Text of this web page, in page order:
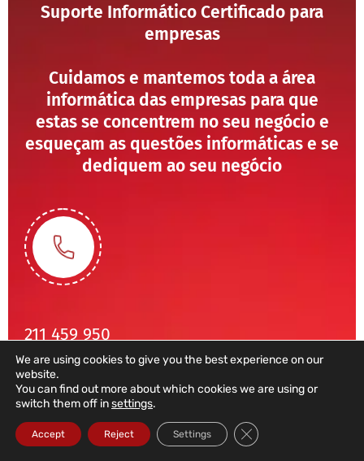
Suporte Informático Certificado para
empresas
Cuidamos e mantemos toda a área
informática das empresas para que
estas se concentrem no seu negócio e
esqueçam as questões informáticas e se
dediquem ao seu negócio
211 459 950
(Chamada para rede fixa nacional)
sales@dataroad.pt
We are using cookies to give you the best experience on our
website.
You can find out more about which cookies we are using or
switch them off insettings.
Accept Reject Settings Close GDPR Cookie